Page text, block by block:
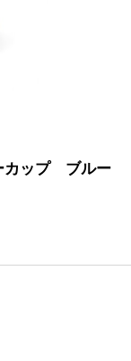
カップ ブルー